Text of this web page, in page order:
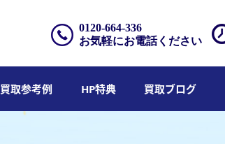
0120-664-336
お気軽にお電話ください
買取参考例 HP特典 買取ブログ